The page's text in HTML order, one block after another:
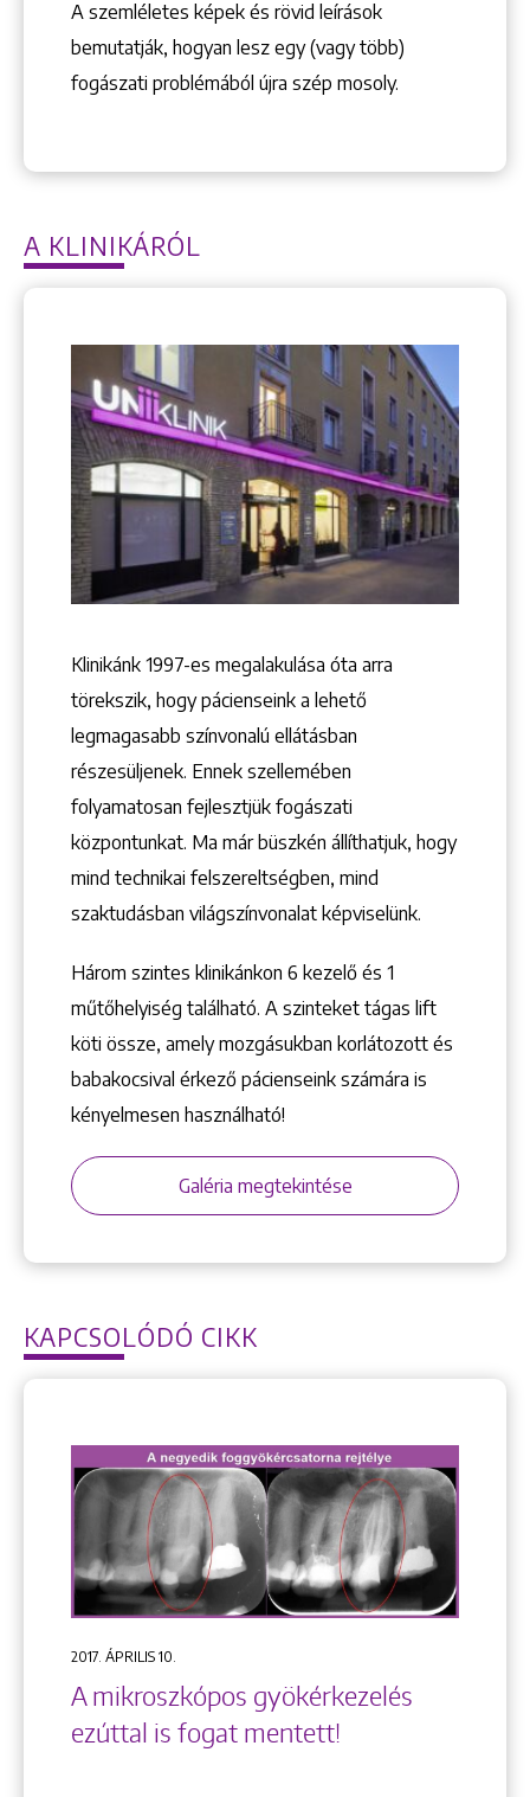
+36 1 222 7250
+36 1 222 9150
1148 Budapest, Örs vezér tere 2.
Keresés
A szemléletes képek és rövid leírások
bemutatják, hogyan lesz egy (vagy több)
fogászati problémából újra szép mosoly.
A KLINIKÁRÓL
Klinikánk 1997-­es megalakulása óta arra
törekszik, hogy pácienseink a lehető
legmagasabb színvonalú ellátásban
részesüljenek. Ennek szellemében
folyamatosan fejlesztjük fogászati
központunkat. Ma már büszkén állíthatjuk, hogy
mind technikai felszereltségben, mind
szaktudásban világszínvonalat képviselünk.
Három szintes klinikánkon 6 kezelő ­és 1
műtőhelyiség található. A szinteket tágas lift
köti össze, amely mozgásukban korlátozott és
babakocsival érkező pácienseink számára is
kényelmesen használható!
Galéria megtekintése
KAPCSOLÓDÓ CIKK
2017. ÁPRILIS 10.
A mikroszkópos gyökérkezelés
ezúttal is fogat mentett!